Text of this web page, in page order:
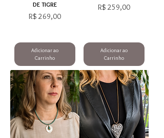
DE TIGRE
Preço
R$ 269,00
Adicionar ao
Carrinho
Preço
R$ 259,00
Adicionar ao
Carrinho